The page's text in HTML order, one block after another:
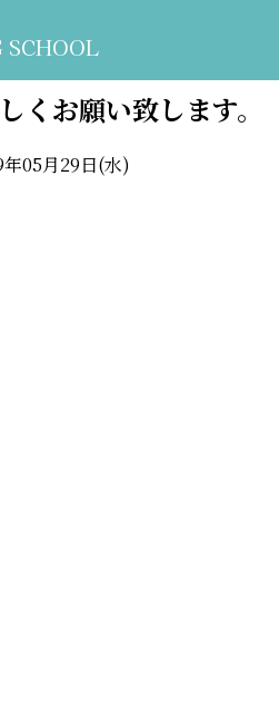
SCHOOL
くお願い致します。
年05月29日(水)